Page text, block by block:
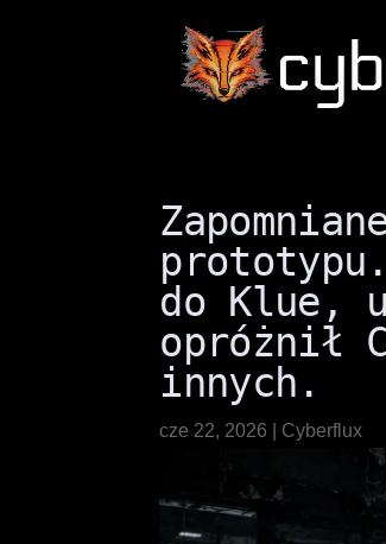
do Klue,
opróżnił
innych.
cze 22, 2026 Cyberflux